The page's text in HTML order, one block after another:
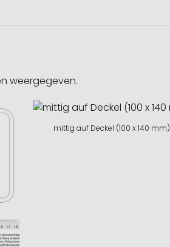
weergegeven.
mittig auf Deckel (100 x 140 mm)